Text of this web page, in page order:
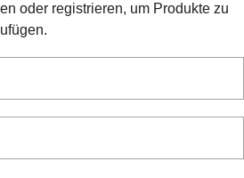
oder registrieren, um Produkte zu